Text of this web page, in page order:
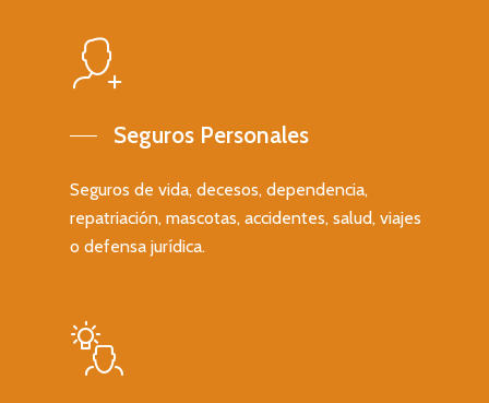
Seguros Personales
Seguros de vida, decesos, dependencia,
repatriación, mascotas, accidentes, salud, viajes
o defensa jurídica.